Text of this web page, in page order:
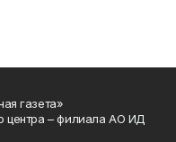
газета»
центра – филиала АО ИД